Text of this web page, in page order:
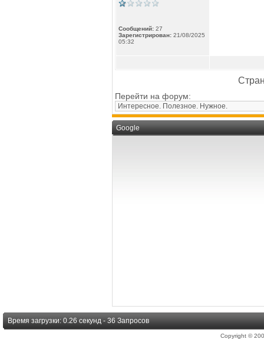
Сообщений: 27
Зарегистрирован: 21/08/2025
05:32
Перейти на форум:
Google
Время загрузки: 0.26 секунд - 36 Запросов
Copyright ©